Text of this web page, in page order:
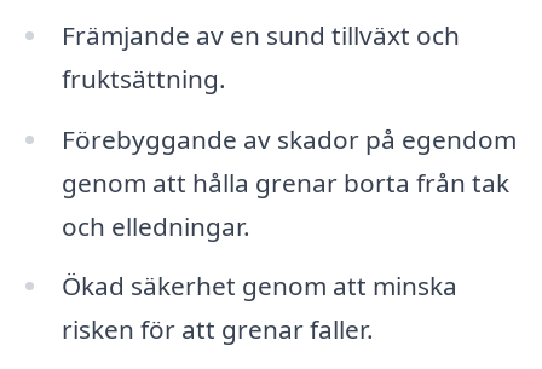
Främjande av en sund tillväxt och
fruktsättning.
Förebyggande av skador på egendom
genom att hålla grenar borta från tak
och elledningar.
Ökad säkerhet genom att minska
risken för att grenar faller.